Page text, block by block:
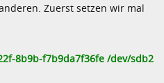
Zuerst setzen wir mal
8b9b-f7b9da7f36fe /dev/sdb2